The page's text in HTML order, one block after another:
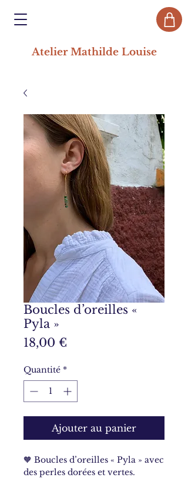
Atelier Mathilde Louise
Boucles d’oreilles «
Pyla »
18,00 €
Quantité *
Ajouter au panier
🧡 Boucles d’oreilles « Pyla » avec
des perles dorées et vertes.